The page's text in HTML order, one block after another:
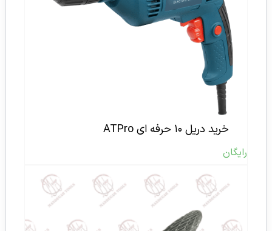
خرید دریل ۱۰ حرفه ای ATPro
رایگان